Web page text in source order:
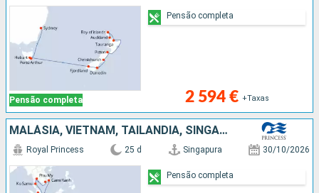
Pensão completa 2 594 € +Taxas
Pensão completa
MALÁSIA, VIETNAM, TAILÂNDIA, SINGAPURA, INDONÉSIA, AUSTRALIA
Royal Princess 25 d Singapura 30/10/2026
Pensão completa